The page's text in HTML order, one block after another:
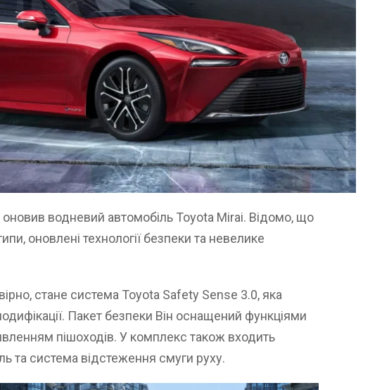
водневий автомобіль Toyota Mirai. Відомо, що
оновлені технології безпеки та невелике
стане система Toyota Safety Sense 3.0, яка
Пакет безпеки Він оснащений функціями
пішоходів. У комплекс також входить
та система відстеження смуги руху.